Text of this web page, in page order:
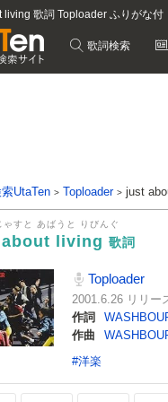
living 歌詞 Toploader ふりがな付
歌詞検索
UtaTen Toploader just
ゃすと あばうと りびんぐ
living 歌詞
Toploader
2001.6.26 リリー
作詞
作曲
#洋楽